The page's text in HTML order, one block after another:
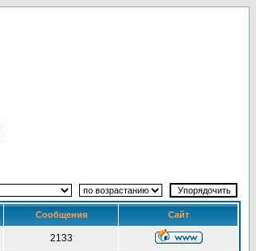
Сообщения Сайт
2133